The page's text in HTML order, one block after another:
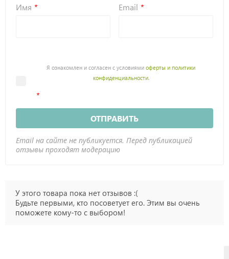
Имя Email
Я ознакомлен и согласен с условиямиоферты и политики
конфиденциальности.
ОТПРАВИТЬ
Email на сайте не публикуется. Перед публикацией
отзывы проходят модерацию
У этого товара пока нет отзывов :(
Будьте первыми, кто посоветует его. Этим вы очень
поможете кому-то с выбором!